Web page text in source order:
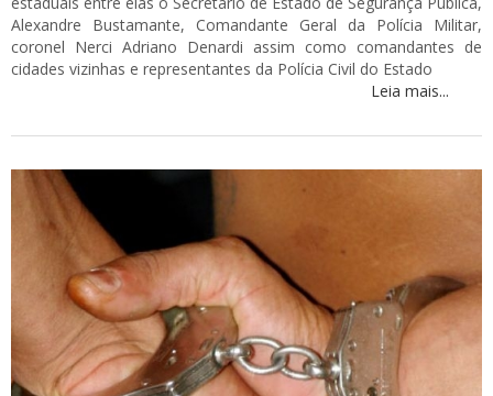
Alexandre Bustamante, Comandante Geral da Polícia Militar,
coronel Nerci Adriano Denardi assim como comandantes de
cidades vizinhas e representantes da Polícia Civil do Estado
Leia mais...